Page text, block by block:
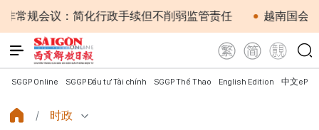
议：简化行政手续但不削弱监管责任 越南国会主席陈青
SGGP Online SGGP Đầu tư Tài chính SGGP Thể Thao English Edition 中文
时政